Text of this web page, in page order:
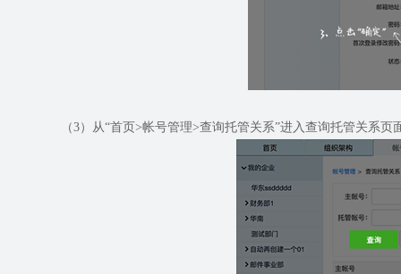
（3）从“首页>帐号管理>查询托管关系”进入查询托管关系